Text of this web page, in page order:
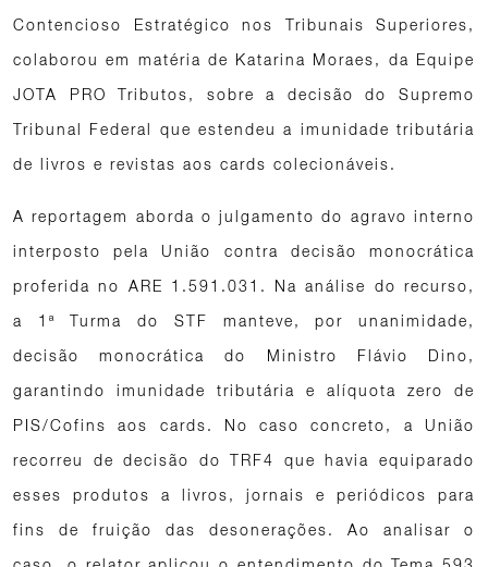
Contencioso Estratégico nos Tribunais Superiores,
colaborou em matéria de Katarina Moraes, da Equipe
JOTA PRO Tributos, sobre a decisão do Supremo
Tribunal Federal que estendeu a imunidade tributária
de livros e revistas aos cards colecionáveis.
A reportagem aborda o julgamento do agravo interno
interposto pela União contra decisão monocrática
proferida no ARE 1.591.031. Na análise do recurso,
a 1ª Turma do STF manteve, por unanimidade,
decisão monocrática do Ministro Flávio Dino,
garantindo imunidade tributária e alíquota zero de
PIS/Cofins aos cards. No caso concreto, a União
recorreu de decisão do TRF4 que havia equiparado
esses produtos a livros, jornais e periódicos para
fins de fruição das desonerações. Ao analisar o